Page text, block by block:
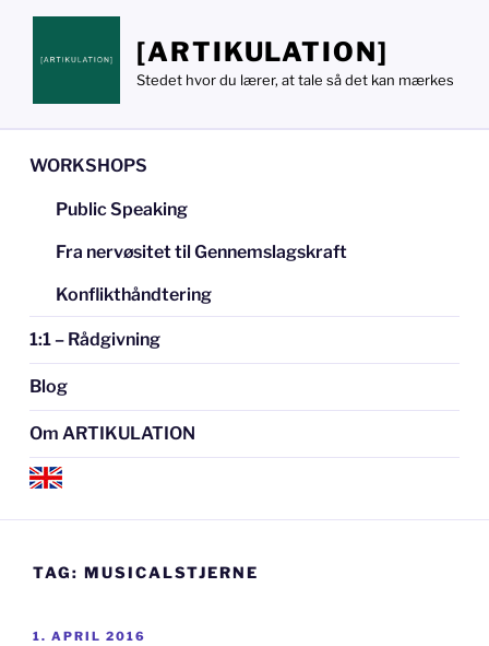
Videre
indhold
[ARTIKULATION]
Stedet hvor du lærer, at tale så det kan mærkes
WORKSHOPS
Public Speaking
Fra nervøsitet til Gennemslagskraft
Konflikthåndtering
1:1 – Rådgivning
Blog
Om ARTIKULATION
TAG: MUSICALSTJERNE
UDGIVET
1. APRIL 2016